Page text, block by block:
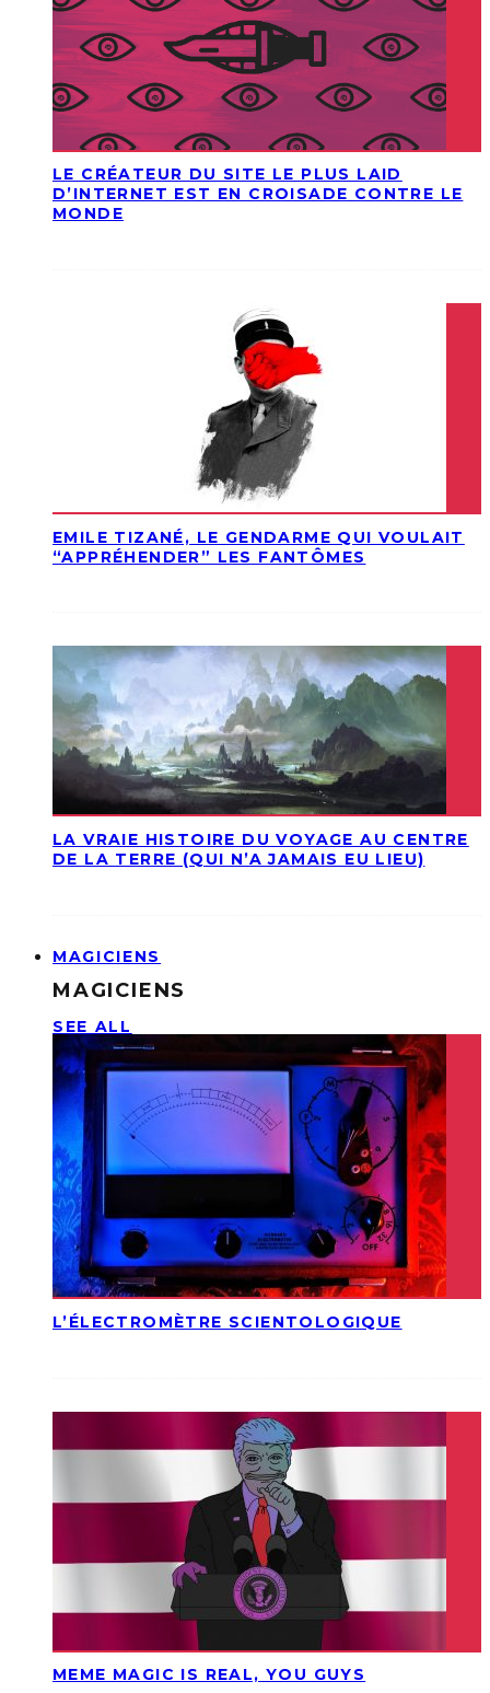
LE CRÉATEUR DU SITE LE PLUS LAID
D’INTERNET EST EN CROISADE CONTRE LE
MONDE
EMILE TIZANÉ, LE GENDARME QUI VOULAIT
“APPRÉHENDER” LES FANTÔMES
LA VRAIE HISTOIRE DU VOYAGE AU CENTRE
DE LA TERRE (QUI N’A JAMAIS EU LIEU)
MAGICIENS
MAGICIENS
SEE ALL
L’ÉLECTROMÈTRE SCIENTOLOGIQUE
MEME MAGIC IS REAL, YOU GUYS